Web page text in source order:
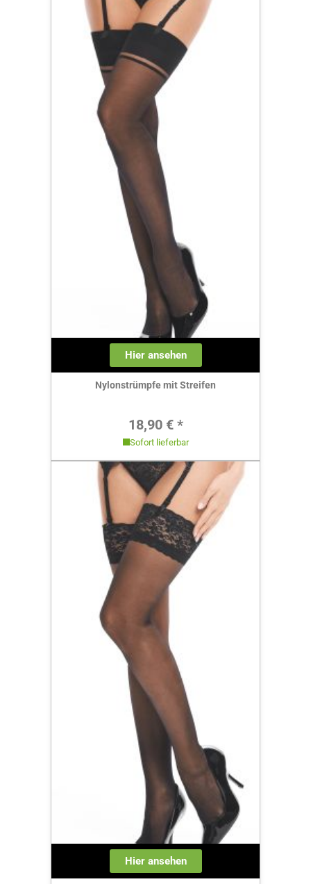
Hier ansehen
Nylonstrümpfe mit Streifen
Regulärer Preis:
18,90 € *
Sofort lieferbar
Hier ansehen